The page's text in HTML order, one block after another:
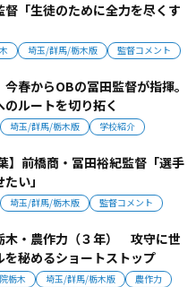
「生徒のために全力を尽くす
埼玉/群馬/栃木版 監督コメント
春からOBの冨田監督が指揮。
ルートを切り拓く
埼玉/群馬/栃木版 学校紹介
】前橋商・冨田裕紀監督「選手
い」
埼玉/群馬/栃木版 監督コメント
木・農作力（３年） 攻守に世
秘めるショートストップ
栃木 埼玉/群馬/栃木版 農作力